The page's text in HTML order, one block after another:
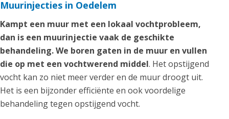
Muurinjecties in Oedelem
Kampt een muur met een lokaal vochtprobleem,
dan is een muurinjectie vaak de geschikte
behandeling. We boren gaten in de muur en vullen
die op met een vochtwerend middel. Het opstijgend
vocht kan zo niet meer verder en de muur droogt uit.
Het is een bijzonder efficiënte en ook voordelige
behandeling tegen opstijgend vocht.